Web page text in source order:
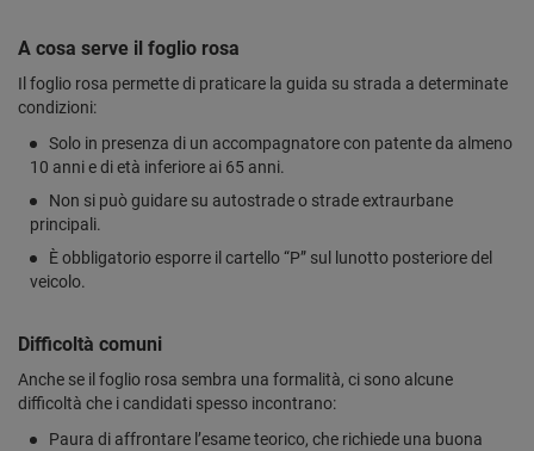
A cosa serve il foglio rosa
Il foglio rosa permette di praticare la guida su strada a determinate
condizioni:
Solo in presenza di un accompagnatore con patente da almeno
10 anni e di età inferiore ai 65 anni.
Non si può guidare su autostrade o strade extraurbane
principali.
È obbligatorio esporre il cartello “P” sul lunotto posteriore del
veicolo.
Difficoltà comuni
Anche se il foglio rosa sembra una formalità, ci sono alcune
difficoltà che i candidati spesso incontrano:
Paura di affrontare l’esame teorico, che richiede una buona